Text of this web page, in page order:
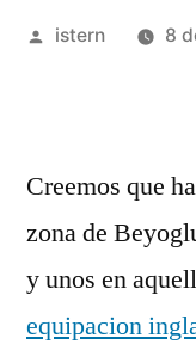
Publicado
istern 8
Creemos que
zona de
y unos en
equipacion